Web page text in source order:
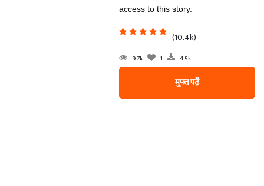
access to this story.
(10.4k)
9.7k 1 4.5k
मुफ्त पढ़ें